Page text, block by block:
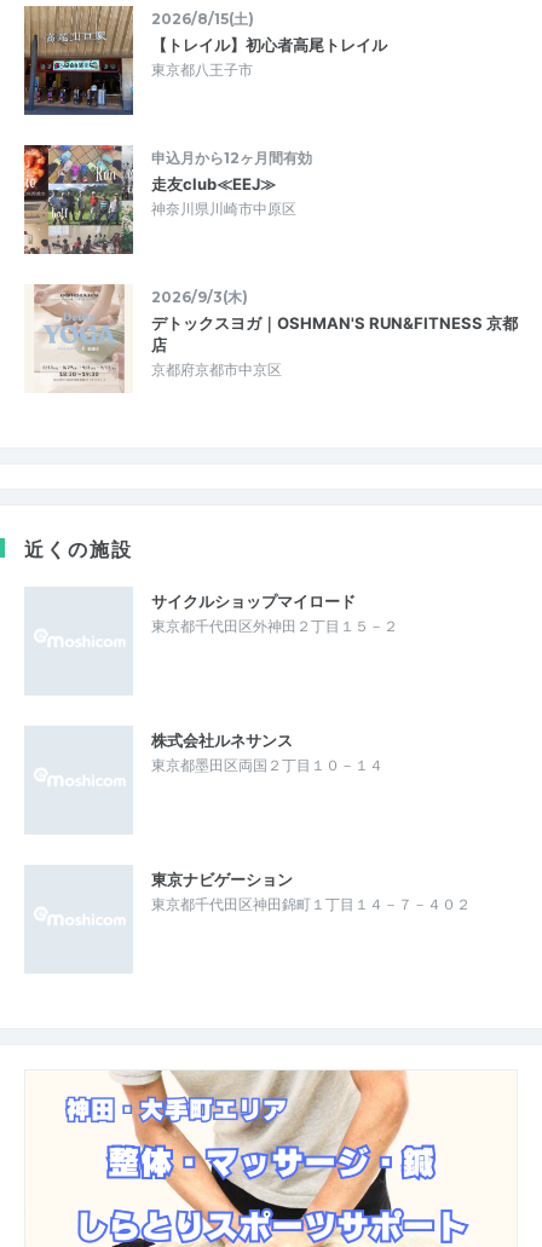
2026/8/15(土)
【トレイル】初心者高尾トレイル
東京都八王子市
申込月から12ヶ月間有効
走友club≪EEJ≫
神奈川県川崎市中原区
2026/9/3(木)
デトックスヨガ｜OSHMAN'S RUN&FITNESS 京都
店
京都府京都市中京区
近くの施設
サイクルショップマイロード
東京都千代田区外神田２丁目１５－２
株式会社ルネサンス
東京都墨田区両国２丁目１０－１４
東京ナビゲーション
東京都千代田区神田錦町１丁目１４－７－４０２